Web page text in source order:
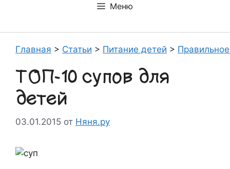
Меню
Главная > Статьи > Питание детей >
ТОП-10 супов для
детей
03.01.2015 от Няня.ру